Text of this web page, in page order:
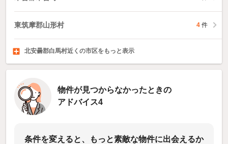
東筑摩郡山形村 4 件
埴科郡坂城町21件
上高井郡小布施町2件
下高井郡山ノ内町4件
北安曇郡白馬村近くの市区をもっと表示
物件が見つからなかったときの
アドバイス4
条件を変えると、もっと素敵な物件に出会えるか